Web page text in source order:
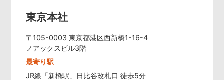
東京本社
〒105-0003 東京都港区西新橋1-16-4
ノアックスビル3階
最寄り駅
JR線「新橋駅」日比谷改札口 徒歩5分